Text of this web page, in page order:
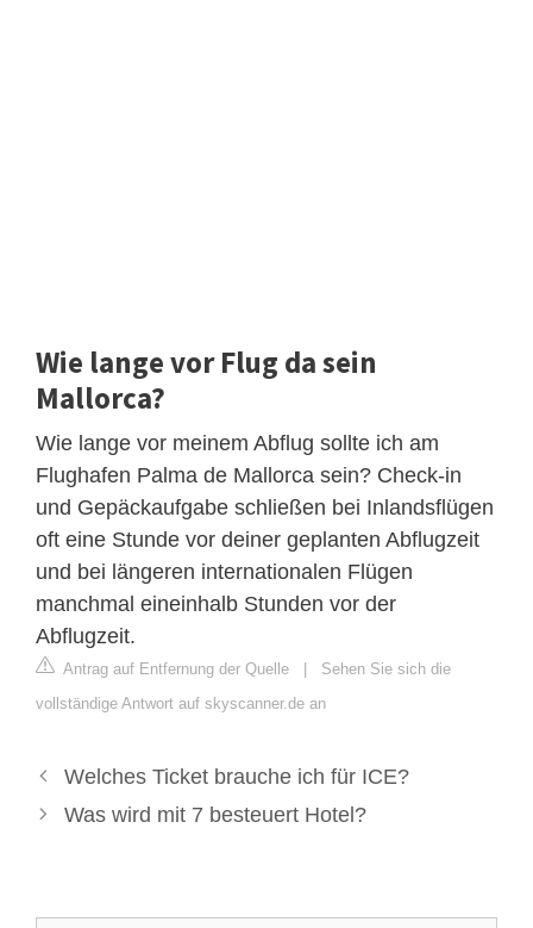
Wie lange vor Flug da sein
Mallorca?
Wie lange vor meinem Abflug sollte ich am
Flughafen Palma de Mallorca sein? Check-in
und Gepäckaufgabe schließen bei Inlandsflügen
oft eine Stunde vor deiner geplanten Abflugzeit
und bei längeren internationalen Flügen
manchmal eineinhalb Stunden vor der
Abflugzeit.
Antrag auf Entfernung der Quelle | Sehen Sie sich die
vollständige Antwort auf skyscanner.de an
Welches Ticket brauche ich für ICE?
Was wird mit 7 besteuert Hotel?